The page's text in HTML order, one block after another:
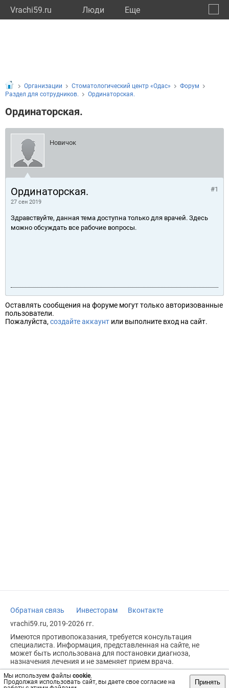
Vrachi59.ru Люди Eще
Мы используем файлы cookie.
Продолжая использовать сайт, вы даете свое согласие на
Принять
Организации Стоматологический центр «Одас»
Форум
Раздел для сотрудников.
Ординаторская.
Ординаторская.
Новичок
Ординаторская.
27 сен 2019
#1
Здравствуйте, данная тема доступна только для врачей. Здесь
можно обсуждать все рабочие вопросы.
Оставлять сообщения на форуме могут только авторизованные
пользователи.
Пожалуйста, создайте аккаунт или выполните вход на сайт.
Обратная связь Инвесторам
Вконтакте
vrachi59.ru, 2019-2026 гг.
Имеются противопоказания, требуется консультация
специалиста. Информация, представленная на сайте, не
может быть использована для постановки диагноза,
назначения лечения и не заменяет прием врача.
Возрастное ограничение: 18+